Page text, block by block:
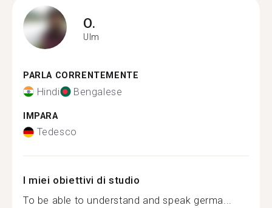
O.
Ulm
PARLA CORRENTEMENTE
Hindi Bengalese
IMPARA
Tedesco
I miei obiettivi di studio
To be able to understand and speak germa...